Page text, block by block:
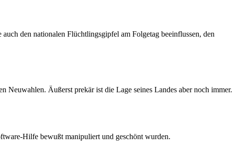
den nationalen Flüchtlingsgipfel am Folgetag beeinflussen, den
Äußerst prekär ist die Lage seines Landes aber noch immer.
Hilfe bewußt manipuliert und geschönt wurden.